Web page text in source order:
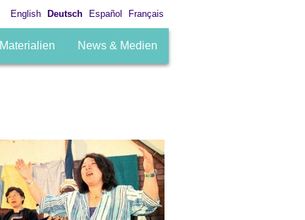
English Deutsch Español Français
Materialien News & Medien